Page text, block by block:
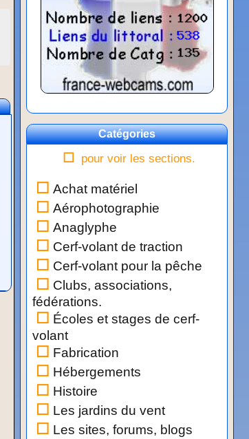
Catégories
pour voir les sections.
Achat matériel
Aérophotographie
Anaglyphe
Cerf-volant de traction
Cerf-volant pour la pêche
Clubs, associations,
fédérations.
Écoles et stages de cerf-
volant
Fabrication
Hébergements
Histoire
Les jardins du vent
Les sites, forums, blogs